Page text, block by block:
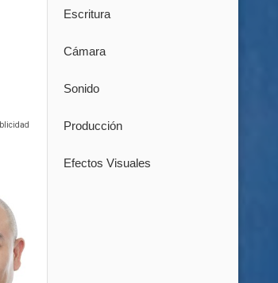
Escritura
Cámara
Sonido
Producción
Efectos Visuales